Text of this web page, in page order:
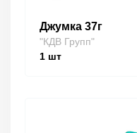
Джумка 37г
"КДВ Групп"
1 шт